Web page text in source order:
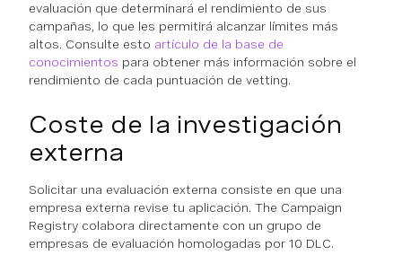
evaluación que determinará el rendimiento de sus
campañas, lo que les permitirá alcanzar límites más
altos. Consulte esto artículo de la base de
conocimientos para obtener más información sobre el
rendimiento de cada puntuación de vetting.
Coste de la investigación
externa
Solicitar una evaluación externa consiste en que una
empresa externa revise tu aplicación. The Campaign
Registry colabora directamente con un grupo de
empresas de evaluación homologadas por 10 DLC.